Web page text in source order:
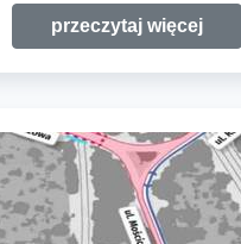
przeczytaj więcej